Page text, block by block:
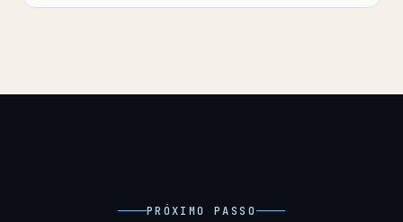
PRÓXIMO PASSO